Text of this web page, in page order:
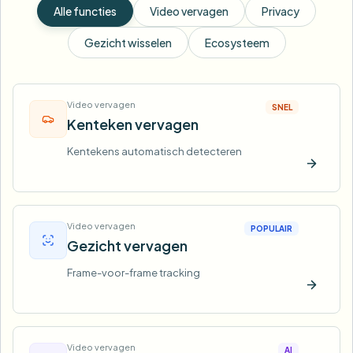
Alle functies Video vervagen Privacy
Gezicht wisselen Ecosysteem
Video vervagen
Kenteken vervagen
SNEL
Kentekens automatisch detecteren
Nu
Video vervagen
Gezicht vervagen
POPULAIR
Frame-voor-frame tracking
Nu
Video vervagen AI